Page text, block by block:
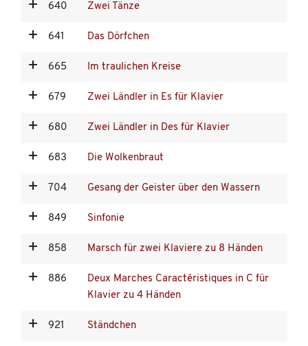
640 Zwei Tänze
641 Das Dörfchen
665 Im traulichen Kreise
679 Zwei Ländler in Es für Klavier
680 Zwei Ländler in Des für Klavier
683 Die Wolkenbraut
704 Gesang der Geister über den Wassern
849 Sinfonie
858 Marsch für zwei Klaviere zu 8 Händen
886
Deux Marches Caractéristiques in C für
Klavier zu 4 Händen
921 Ständchen